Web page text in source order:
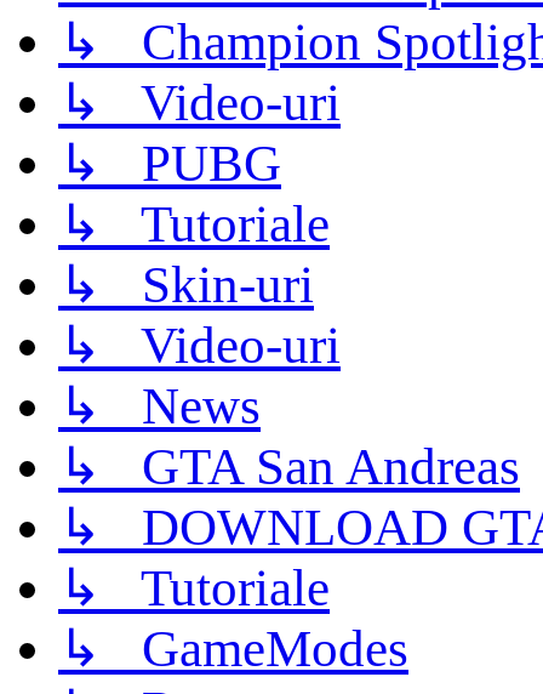
↳ Champion
↳ Video-uri
↳ PUBG
↳ Tutoriale
↳ Skin-uri
↳ Video-uri
↳ News
↳ GTA San Andreas
↳ DOWNLOAD
↳ Tutoriale
↳ GameModes